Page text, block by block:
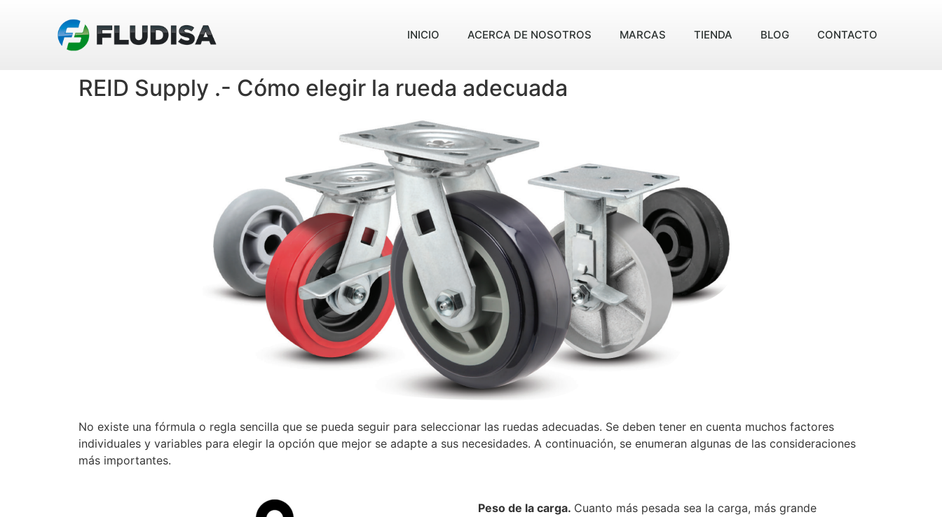
INICIO ACERCA DE NOSOTROS MARCAS TIENDA BLOG CONTACTO
REID Supply .- Cómo elegir la rueda adecuada
No existe una fórmula o regla sencilla que se pueda seguir para seleccionar las ruedas adecuadas. Se deben tener en cuenta muchos factores
individuales y variables para elegir la opción que mejor se adapte a sus necesidades. A continuación, se enumeran algunas de las consideraciones
más importantes.
Peso de la carga. Cuanto más pesada sea la carga, más grande